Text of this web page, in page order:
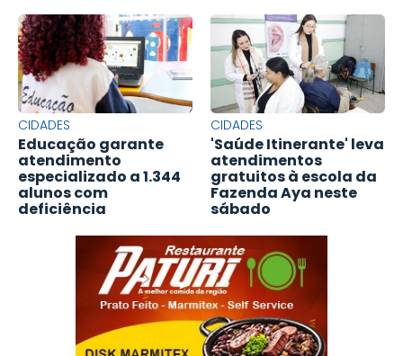
CIDADES
Educação garante
atendimento
especializado a 1.344
alunos com
deficiência
CIDADES
'Saúde Itinerante' leva
atendimentos
gratuitos à escola da
Fazenda Aya neste
sábado